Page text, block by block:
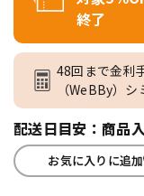
終了
48回まで金利
（WeBBy）
配送日目安：商品
お気に入りに追加